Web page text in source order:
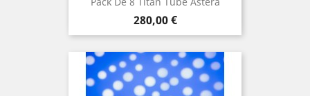
Prix
280,00 €